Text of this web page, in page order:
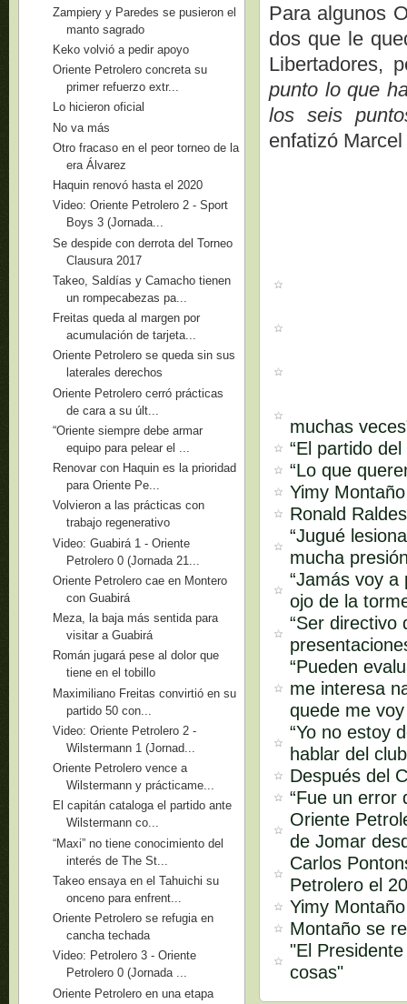
Para algunos
dos que le
Libertadores,
punto lo que
los seis
enfatizó
muchas
“El partido
“Lo que
Yimy
Ronald
“Jugué
mucha
“Jamás voy
ojo de la
“Ser directivo
“Pueden
me interesa
quede me
“Yo no estoy
hablar del
Después del
“Fue un error
Oriente
de Jomar
Carlos
Petrolero el
Yimy
Montaño se
"El
cosas"
Zampiery y Paredes se pusieron el
manto sagrado
Keko volvió a pedir apoyo
Oriente Petrolero concreta su
primer refuerzo extr...
Lo hicieron oficial
No va más
Otro fracaso en el peor torneo de la
era Álvarez
Haquin renovó hasta el 2020
Video: Oriente Petrolero 2 - Sport
Boys 3 (Jornada...
Se despide con derrota del Torneo
Clausura 2017
Takeo, Saldías y Camacho tienen
un rompecabezas pa...
Freitas queda al margen por
acumulación de tarjeta...
Oriente Petrolero se queda sin sus
laterales derechos
Oriente Petrolero cerró prácticas
de cara a su últ...
“Oriente siempre debe armar
equipo para pelear el ...
Renovar con Haquin es la prioridad
para Oriente Pe...
Volvieron a las prácticas con
trabajo regenerativo
Video: Guabirá 1 - Oriente
Petrolero 0 (Jornada 21...
Oriente Petrolero cae en Montero
con Guabirá
Meza, la baja más sentida para
visitar a Guabirá
Román jugará pese al dolor que
tiene en el tobillo
Maximiliano Freitas convirtió en su
partido 50 con...
Video: Oriente Petrolero 2 -
Wilstermann 1 (Jornad...
Oriente Petrolero vence a
Wilstermann y prácticame...
El capitán cataloga el partido ante
Wilstermann co...
“Maxi” no tiene conocimiento del
interés de The St...
Takeo ensaya en el Tahuichi su
onceno para enfrent...
Oriente Petrolero se refugia en
cancha techada
Video: Petrolero 3 - Oriente
Petrolero 0 (Jornada ...
Oriente Petrolero en una etapa